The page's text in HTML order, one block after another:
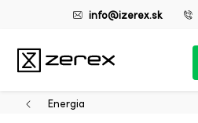
info@izerex.sk
Energia